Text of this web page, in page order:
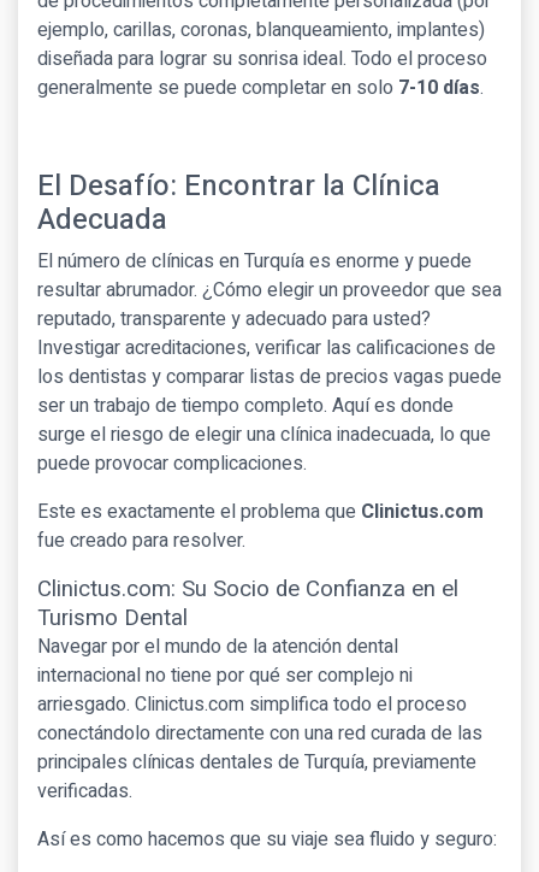
ejemplo, carillas, coronas, blanqueamiento, implantes)
diseñada para lograr su sonrisa ideal. Todo el proceso
generalmente se puede completar en solo 7-10 días.
El Desafío: Encontrar la Clínica
Adecuada
El número de clínicas en Turquía es enorme y puede
resultar abrumador. ¿Cómo elegir un proveedor que sea
reputado, transparente y adecuado para usted?
Investigar acreditaciones, verificar las calificaciones de
los dentistas y comparar listas de precios vagas puede
ser un trabajo de tiempo completo. Aquí es donde
surge el riesgo de elegir una clínica inadecuada, lo que
puede provocar complicaciones.
Este es exactamente el problema que Clinictus.com
fue creado para resolver.
Clinictus.com: Su Socio de Confianza en el
Turismo Dental
Navegar por el mundo de la atención dental
internacional no tiene por qué ser complejo ni
arriesgado. Clinictus.com simplifica todo el proceso
conectándolo directamente con una red curada de las
principales clínicas dentales de Turquía, previamente
verificadas.
Así es como hacemos que su viaje sea fluido y seguro: